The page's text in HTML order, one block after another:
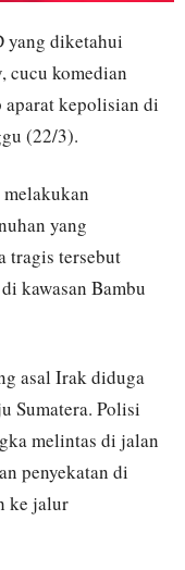
yang diketahui
cucu komedian
kepolisian di
(22/3).
yang
tragis tersebut
kawasan Bambu
asal Irak diduga
Sumatera. Polisi
melintas di jalan
penyekatan di
ke jalur